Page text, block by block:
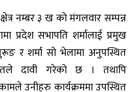
नम्बर ३ ख को मंगलवार सम्पन्न
प्रदेश सभापति शर्मालाई प्रमुख
र शर्मा सो भेलामा अनुपस्थित
दावी गरेको छ । तथापि
उनीहरु कार्यक्रममा उपस्थित